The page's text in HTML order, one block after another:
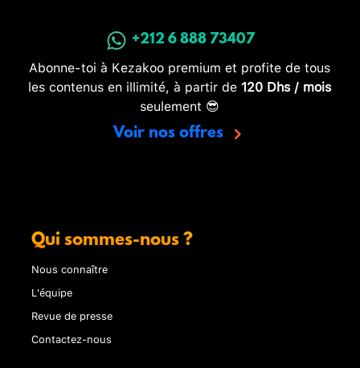
+212 6 888 73407
Abonne-toi à Kezakoo premium et profite de tous
les contenus en illimité, à partir de 120 Dhs / mois
seulement 😎
Voir nos offres
Qui sommes-nous ?
Nous connaître
L'équipe
Revue de presse
Contactez-nous